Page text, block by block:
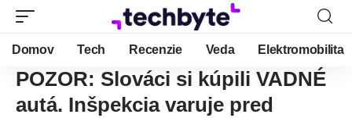
Domov Tech Recenzie Veda Elektromobilita
POZOR: Slováci si kúpili VADNÉ
autá. Inšpekcia varuje pred